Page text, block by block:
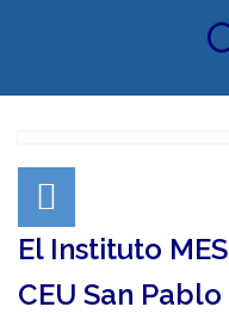
El Instituto
CEU San